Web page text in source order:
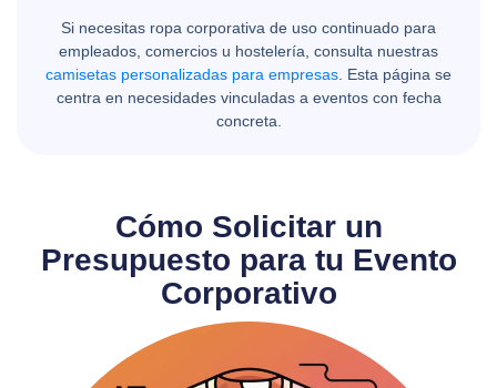
Si necesitas ropa corporativa de uso continuado para
empleados, comercios u hostelería, consulta nuestras
camisetas personalizadas para empresas . Esta página se
centra en necesidades vinculadas a eventos con fecha
concreta.
Cómo Solicitar un
Presupuesto para tu Evento
Corporativo